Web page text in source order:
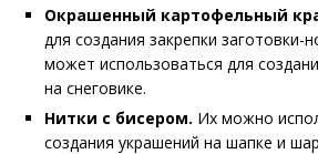
Окрашенный картофельный
для создания закрепки заготовки-
может использоваться для
на снеговике.
Нитки с бисером. Их можно
создания украшений на шапке и